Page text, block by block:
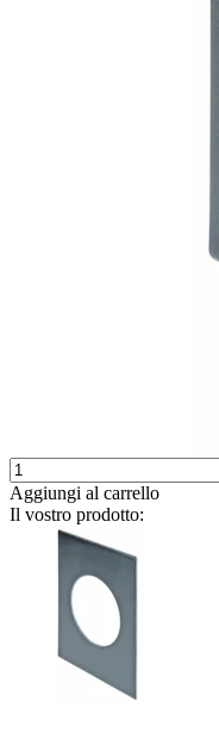
Aggiungi al carrello
Il vostro prodotto: